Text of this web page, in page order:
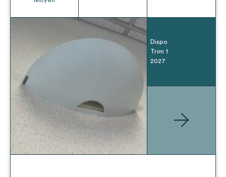
Dispo
Trim 1
2027